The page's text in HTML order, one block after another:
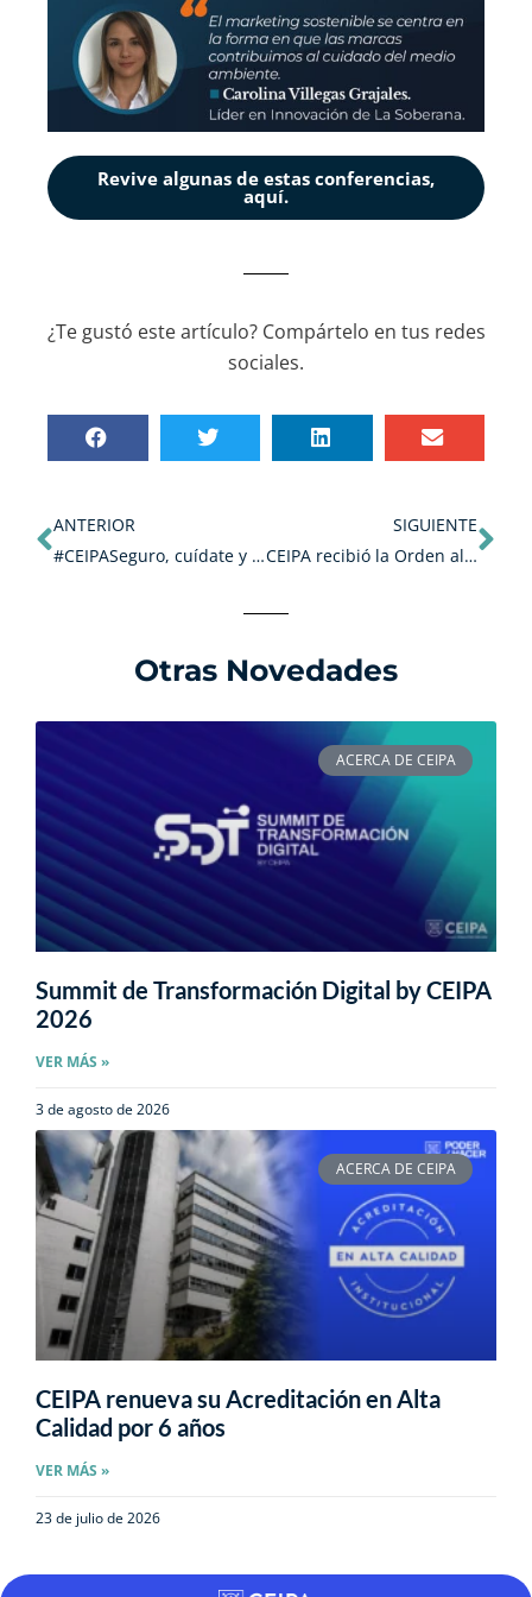
Revive algunas de estas conferencias,
aquí.
¿Te gustó este artículo? Compártelo en tus redes
sociales.
ANTERIOR
#CEIPASeguro, cuídate y cuida a los demás.
SIGUIENTE
CEIPA recibió la Orden al Mérito Cívico y Empresarial, grado Oro.
Otras Novedades
ACERCA DE CEIPA
Summit de Transformación Digital by CEIPA
2026
VER MÁS »
3 de agosto de 2026
ACERCA DE CEIPA
CEIPA renueva su Acreditación en Alta
Calidad por 6 años
VER MÁS »
23 de julio de 2026